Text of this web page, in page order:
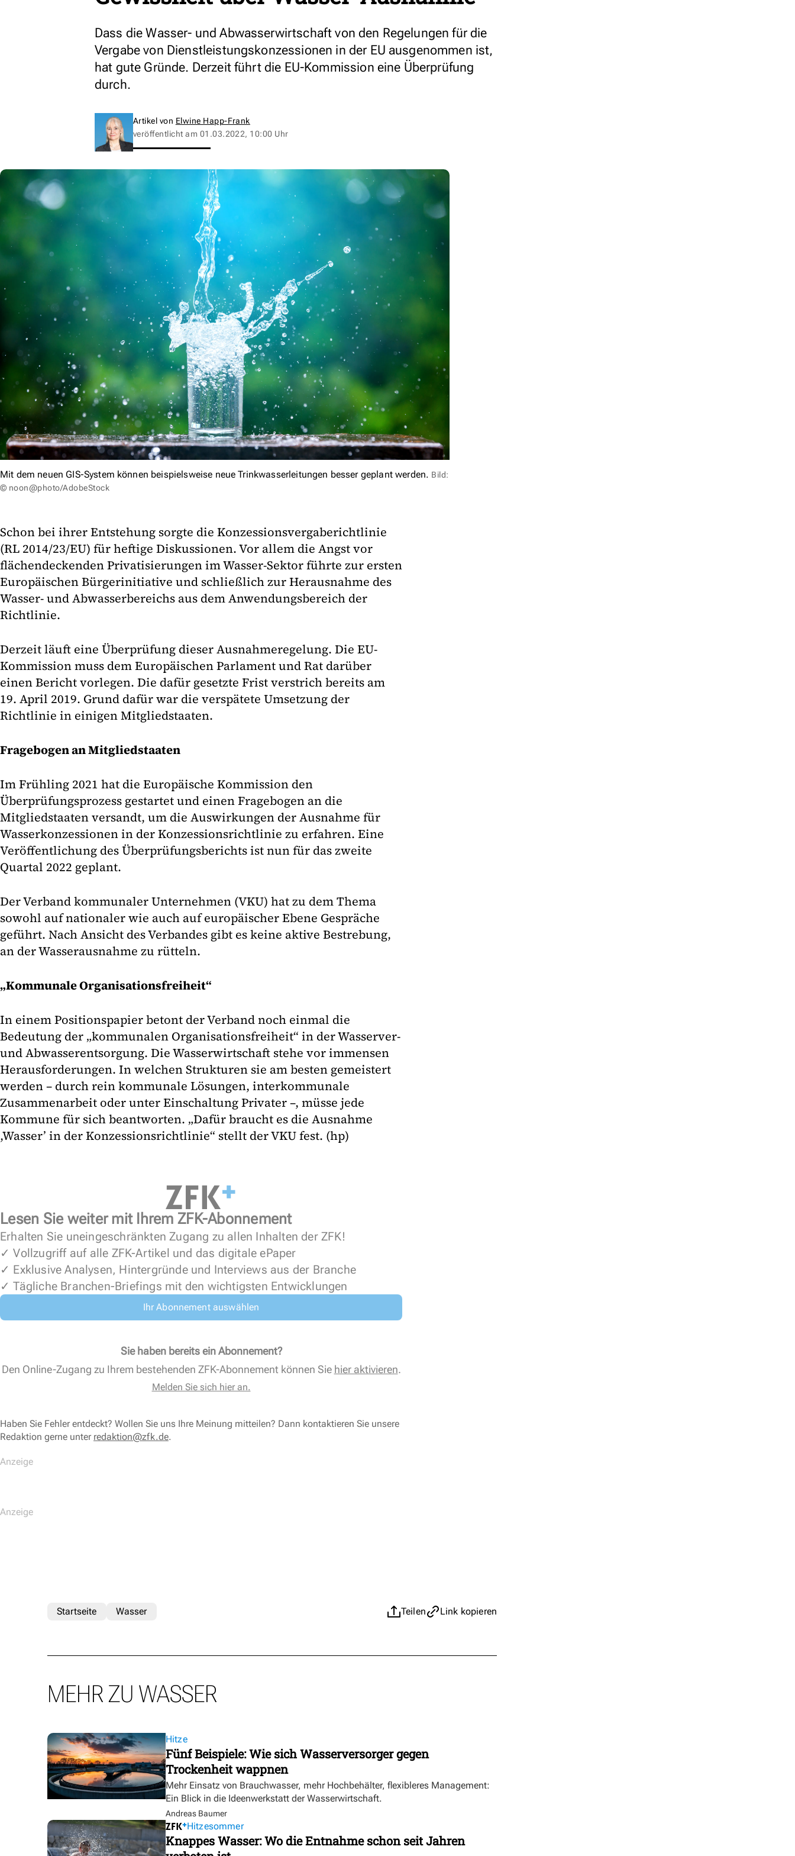
Dass die Wasser- und Abwasserwirtschaft von den Regelungen für die
Vergabe von Dienstleistungskonzessionen in der EU ausgenommen ist,
hat gute Gründe. Derzeit führt die EU-Kommission eine Überprüfung
durch.
Artikel von Elwine Happ-Frank
veröffentlicht am 01.03.2022, 10:00 Uhr
Mit dem neuen GIS-System können beispielsweise neue Trinkwasserleitungen besser geplant werden. Bild:
© noon@photo/AdobeStock
Schon bei ihrer Entstehung sorgte die Konzessionsvergaberichtlinie
(RL 2014/23/EU) für heftige Diskussionen. Vor allem die Angst vor
flächendeckenden Privatisierungen im Wasser-Sektor führte zur ersten
Europäischen Bürgerinitiative und schließlich zur Herausnahme des
Wasser- und Abwasserbereichs aus dem Anwendungsbereich der
Richtlinie.
Derzeit läuft eine Überprüfung dieser Ausnahmeregelung. Die EU-
Kommission muss dem Europäischen Parlament und Rat darüber
einen Bericht vorlegen. Die dafür gesetzte Frist verstrich bereits am
19. April 2019. Grund dafür war die verspätete Umsetzung der
Richtlinie in einigen Mitgliedstaaten.
Fragebogen an Mitgliedstaaten
Im Frühling 2021 hat die Europäische Kommission den
Überprüfungsprozess gestartet und einen Fragebogen an die
Mitgliedstaaten versandt, um die Auswirkungen der Ausnahme für
Wasserkonzessionen in der Konzessionsrichtlinie zu erfahren. Eine
Veröffentlichung des Überprüfungsberichts ist nun für das zweite
Quartal 2022 geplant.
Der Verband kommunaler Unternehmen (VKU) hat zu dem Thema
sowohl auf nationaler wie auch auf europäischer Ebene Gespräche
geführt. Nach Ansicht des Verbandes gibt es keine aktive Bestrebung,
an der Wasserausnahme zu rütteln.
„Kommunale Organisationsfreiheit“
In einem Positionspapier betont der Verband noch einmal die
Bedeutung der „kommunalen Organisationsfreiheit“ in der Wasserver-
und Abwasserentsorgung. Die Wasserwirtschaft stehe vor immensen
Herausforderungen. In welchen Strukturen sie am besten gemeistert
werden – durch rein kommunale Lösungen, interkommunale
Zusammenarbeit oder unter Einschaltung Privater –, müsse jede
Kommune für sich beantworten. „Dafür braucht es die Ausnahme
,Wasser’ in der Konzessionsrichtlinie“ stellt der VKU fest. (hp)
Lesen Sie weiter mit Ihrem ZFK-Abonnement
Erhalten Sie uneingeschränkten Zugang zu allen Inhalten der ZFK!
✓ Vollzugriff auf alle ZFK-Artikel und das digitale ePaper
✓ Exklusive Analysen, Hintergründe und Interviews aus der Branche
✓ Tägliche Branchen-Briefings mit den wichtigsten Entwicklungen
Ihr Abonnement auswählen
Sie haben bereits ein Abonnement?
Den Online-Zugang zu Ihrem bestehenden ZFK-Abonnement können Sie hier aktivieren.
Melden Sie sich hier an.
Haben Sie Fehler entdeckt? Wollen Sie uns Ihre Meinung mitteilen? Dann kontaktieren Sie unsere
Redaktion gerne unter redaktion@zfk.de.
Teilen Link kopieren
Startseite Wasser
MEHR ZU WASSER
Hitze
Fünf Beispiele: Wie sich Wasserversorger gegen
Trockenheit wappnen
Mehr Einsatz von Brauchwasser, mehr Hochbehälter, flexibleres Management:
Ein Blick in die Ideenwerkstatt der Wasserwirtschaft.
Andreas Baumer
Hitzesommer
Knappes Wasser: Wo die Entnahme schon seit Jahren